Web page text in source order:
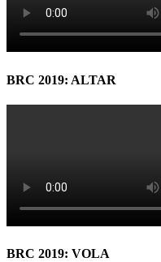
BRC 2019: ALTAR
BRC 2019: VOLA